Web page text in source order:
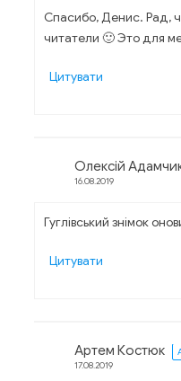
Спасибо, Денис. Рад,
читатели 🙂 Это для
Цитувати
Олексій
16.08.2019
Гуглівський знімок
Цитувати
Артем Костюк
17.08.2019